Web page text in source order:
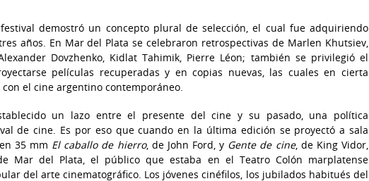
demostró un concepto plural de selección, el cual fue adquiriendo
años. En Mar del Plata se celebraron retrospectivas de Marlen Khutsiev,
Dovzhenko, Kidlat Tahimik, Pierre Léon; también se privilegió el
películas recuperadas y en copias nuevas, las cuales en cierta
el cine argentino contemporáneo.
un lazo entre el presente del cine y su pasado, una política
de cine. Es por eso que cuando en la última edición se proyectó a sala
35 mm El caballo de hierro, de John Ford, y Gente de cine, de King Vidor,
Mar del Plata, el público que estaba en el Teatro Colón marplatense
del arte cinematográfico. Los jóvenes cinéfilos, los jubilados habitués del